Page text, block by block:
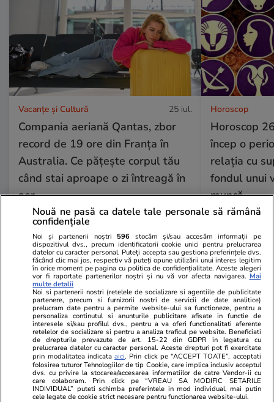
Vacanțe și Cultură 25 iul.
Compania aeriană Qantas, zbor
record de 19 ore din Franța în
Australia. Ce pățește corpul tău
când stai aproape o zi întreagă în
aer
Horoscop
Horoscop
încep o
relația cu
fondul unui
muncă
Horoscop 25 iul.
Horoscop 26 iulie 2026. Racii
încep o perioadă mai dificilă în
relația cu superiorii, poate și pe
fondul unui volum mai mare de
muncă
Vacanțe și Cultură 24 iul.
Nouă ne pasă ca datele tale personale să rămână
confidențiale
Noi și partenerii noștri 596 stocăm și/sau accesăm informații pe
dispozitivul dvs., precum identificatorii cookie unici pentru prelucrarea
datelor cu caracter personal. Puteți accepta sau gestiona preferințele dvs.
făcând clic mai jos, respectiv vă puteți opune utilizării unui interes legitim
în orice moment pe pagina cu politica de confidențialitate. Aceste alegeri
vor fi raportate partenerilor noștri și nu vă vor afecta navigarea. Mai
multe detalii
Noi si partenerii nostri (retelele de socializare si agentiile de publicitate
partenere, precum si furnizorii nostri de servicii de date analitice)
prelucram date pentru a permite website-ului sa functioneze, pentru a
personaliza continutul si anunturile publicitare afisate in functie de
interesele si/sau profilul dvs., pentru a va oferi functionalitati aferente
retelelor de socializare si pentru a analiza traficul pe website. Beneficiati
de drepturile prevazute de art. 15-22 din GDPR in legatura cu
prelucrarea datelor cu caracter personal. Aceste drepturi pot fi exercitate
prin modalitatea indicataaici. Prin click pe “ACCEPT TOATE”, acceptati
folosirea tuturor Tehnologiilor de tip Cookie, care implica inclusiv acceptul
dvs. cu privire la stocarea/accesarea informatiilor de catre Vendor-ii cu
care colaboram. Prin click pe “VREAU SA MODIFIC SETARILE
INDIVIDUAL” puteti schimba preferintele in mod individual, mai putin
cele legate de cookie strict necesare pentru functionarea website-ului.